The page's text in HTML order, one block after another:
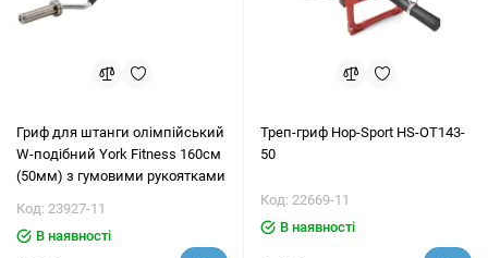
Гриф для штанги олімпійський
W-подібний York Fitness 160см
(50мм) з гумовими рукоятками
Код: 23927-11
В наявності
Треп-гриф Hop-Sport HS-OT143-
50
Код: 22669-11
В наявності